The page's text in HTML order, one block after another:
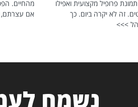
פרופיל מקצועית ואפילו
זה לא יקרה ביום. כך
>>>
מהחיים.
אם עצרתם,
נשמח